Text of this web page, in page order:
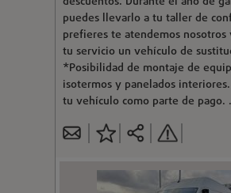
puedes llevarlo a tu taller de
prefieres te atendemos nosotros
tu servicio un vehículo de
*Posibilidad de montaje de
isotermos y panelados
tu vehículo como parte de pago.